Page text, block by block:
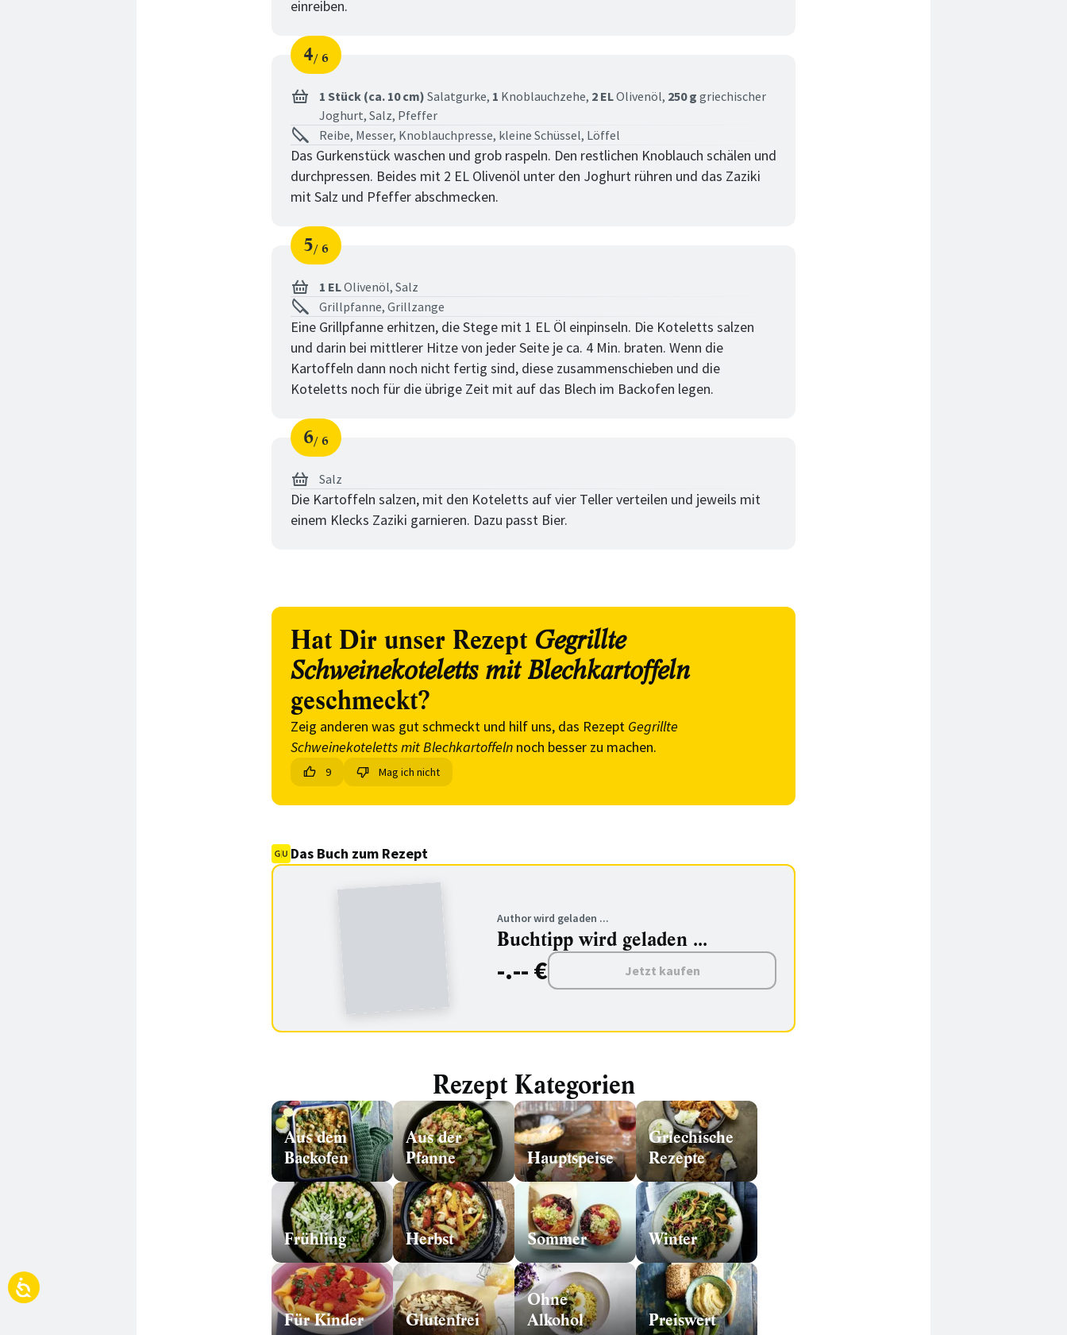
einreiben.
Schritt
4
von
6
1 Stück (ca. 10 cm) Salatgurke, 1 Knoblauchzehe, 2 ELOlivenöl, 250 g griechischer
Joghurt, Salz, Pfeffer
Reibe, Messer, Knoblauchpresse, kleine Schüssel, Löffel
Das Gurkenstück waschen und grob raspeln. Den restlichen Knoblauch schälen und
durchpressen. Beides mit 2 EL Olivenöl unter den Joghurt rühren und das Zaziki
mit Salz und Pfeffer abschmecken.
Schritt
5
von
6
1 ELOlivenöl, Salz
Grillpfanne, Grillzange
Eine Grillpfanne erhitzen, die Stege mit 1 EL Öl einpinseln. Die Koteletts salzen
und darin bei mittlerer Hitze von jeder Seite je ca. 4 Min. braten. Wenn die
Kartoffeln dann noch nicht fertig sind, diese zusammenschieben und die
Koteletts noch für die übrige Zeit mit auf das Blech im Backofen legen.
Schritt
6
von
6
Salz
Die Kartoffeln salzen, mit den Koteletts auf vier Teller verteilen und jeweils mit
einem Klecks Zaziki garnieren. Dazu passt Bier.
Hat Dir unser Rezept Gegrillte
Schweinekoteletts mit Blechkartoffeln
geschmeckt?
Zeig anderen was gut schmeckt und hilf uns, das Rezept Gegrillte
Schweinekoteletts mit Blechkartoffeln noch besser zu machen.
9 Mag ich nicht
Das Buch zum Rezept
Author wird geladen ...
Buchtipp wird geladen ...
-.-- € Jetzt kaufen
Rezept Kategorien
Aus dem
Backofen
Aus der
Pfanne
Hauptspeise
Griechische
Rezepte
Frühling Herbst Sommer Winter
Für Kinder Glutenfrei
Ohne
Alkohol
Preiswert